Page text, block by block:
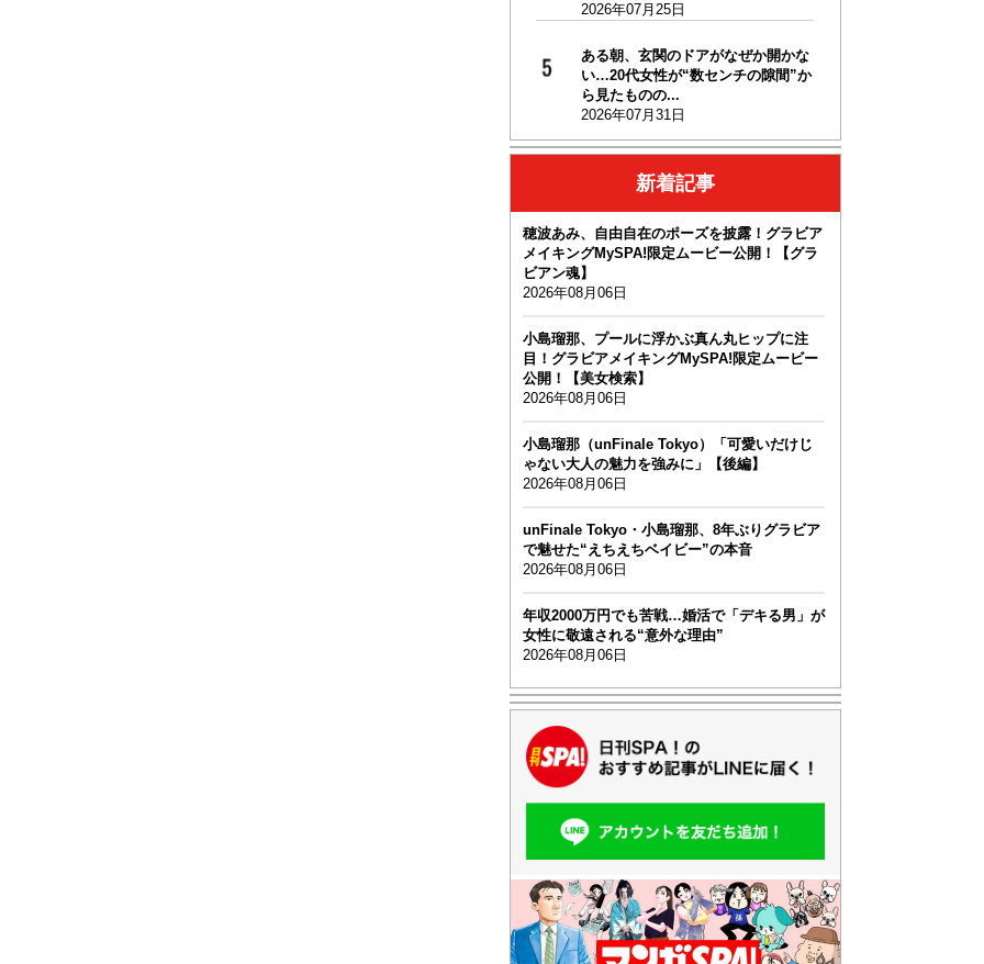
2026年07月25日
ある朝、玄関のドアがなぜか開かな
い…20代女性が“数センチの隙間”か
ら見たものの...
2026年07月31日
新着記事
穂波あみ、自由自在のポーズを披露！グラビア
メイキングMySPA!限定ムービー公開！【グラ
ビアン魂】
2026年08月06日
小島瑠那、プールに浮かぶ真ん丸ヒップに注
目！グラビアメイキングMySPA!限定ムービー
公開！【美女検索】
2026年08月06日
小島瑠那（unFinale Tokyo）「可愛いだけじ
ゃない大人の魅力を強みに」【後編】
2026年08月06日
unFinale Tokyo・小島瑠那、8年ぶりグラビア
で魅せた“えちえちベイビー”の本音
2026年08月06日
年収2000万円でも苦戦…婚活で「デキる男」が
女性に敬遠される“意外な理由”
2026年08月06日